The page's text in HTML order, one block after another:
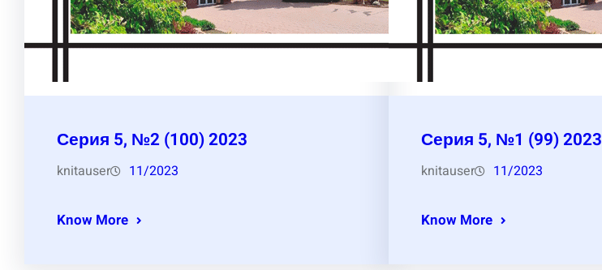
Серия 5, №2 (100) 2023
knitauser 11/2023
Know More
Серия 5, №1 (99) 2023
knitauser 11/2023
Know More